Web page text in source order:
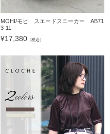
MOHI/モヒ スエードスニーカー AB71
3-11
¥17,380 （税込）